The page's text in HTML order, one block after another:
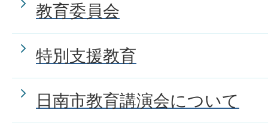
教育委員会
特別支援教育
日南市教育講演会について